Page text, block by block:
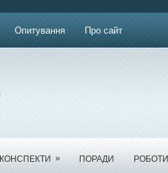
Опитування Про сайт
КОНСПЕКТИ » ПОРАДИ РОБОТИ